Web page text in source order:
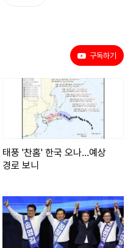
구독하기
태풍 '찬홈' 한국 오나…예상
경로 보니